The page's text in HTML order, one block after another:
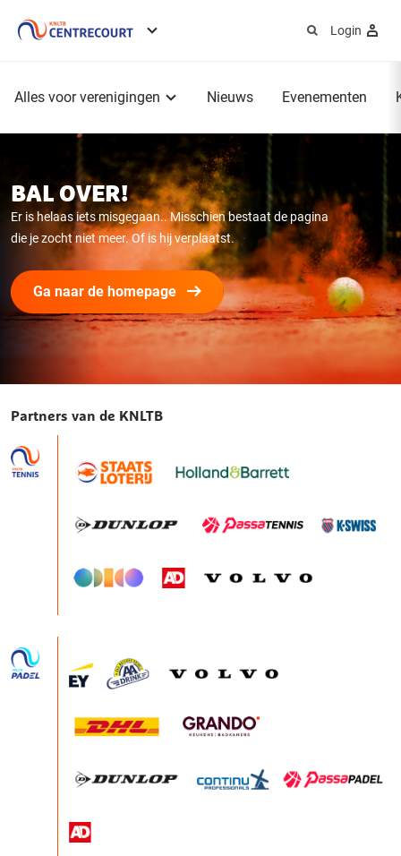
Login
Alles voor verenigingen Nieuws Evenementen
BAL OVER!
Er is helaas iets misgegaan.. Misschien bestaat de pagina
die je zocht niet meer. Of is hij verplaatst.
Ga naar de homepage
Partners van de KNLTB